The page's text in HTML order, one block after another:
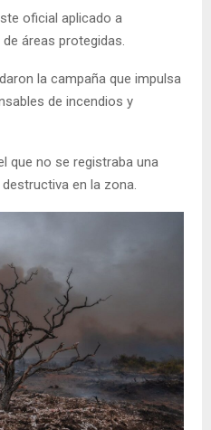
oficial aplicado a
áreas protegidas.
la campaña que impulsa
de incendios y
que no se registraba una
en la zona.